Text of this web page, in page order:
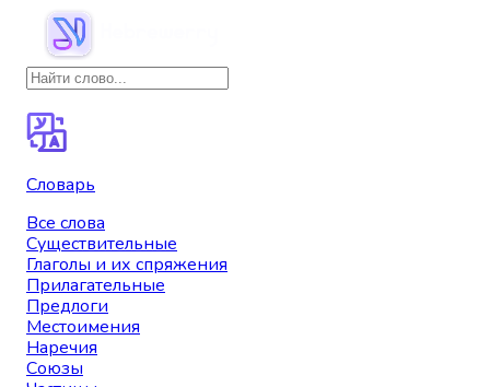
Словарь
Все слова
Существительные
Глаголы и их спряжения
Прилагательные
Предлоги
Местоимения
Наречия
Союзы